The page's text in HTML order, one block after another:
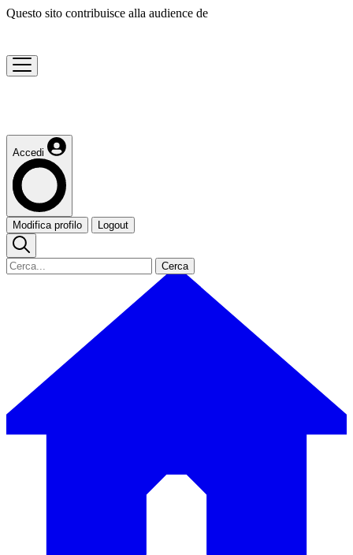
Questo sito contribuisce alla audience de
Accedi
Modifica profilo Logout
Cerca